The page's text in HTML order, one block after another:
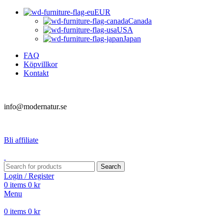
EUR
Canada
USA
Japan
FAQ
Köpvillkor
Kontakt
info@modernatur.se
Bli affiliate
Search
Login / Register
0 items 0 kr
Menu
0 items 0 kr